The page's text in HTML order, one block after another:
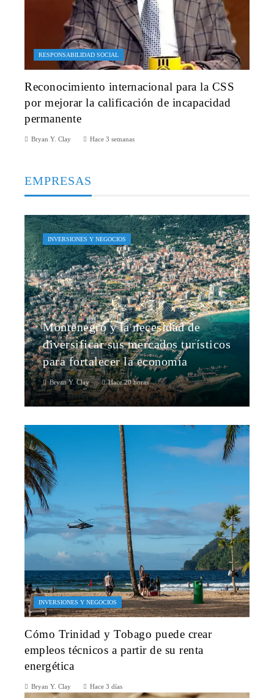
RESPONSABILIDAD SOCIAL
Reconocimiento internacional para la CSS
por mejorar la calificación de incapacidad
permanente
Bryan Y. Clay Hace 3 semanas
EMPRESAS
Montenegro y la necesidad de
diversificar sus mercados turísticos
para fortalecer la economía
Bryan Y. Clay Hace 20 horas
INVERSIONES Y NEGOCIOS
INVERSIONES Y NEGOCIOS
Cómo Trinidad y Tobago puede crear
empleos técnicos a partir de su renta
energética
Bryan Y. Clay Hace 3 días